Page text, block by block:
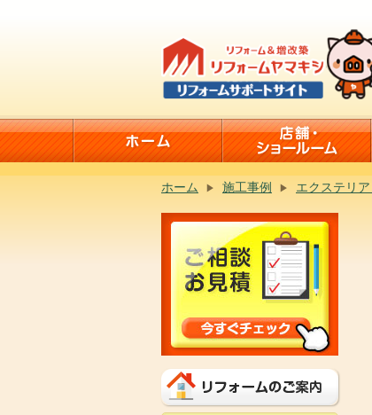
ホーム 施工事例 エクステリ